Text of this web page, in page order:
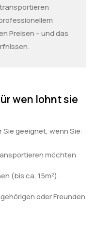
Preisen – und das
wen lohnt sie
geeignet, wenn Sie:
möchten
(bis ca. 15m²)
oder Freunden